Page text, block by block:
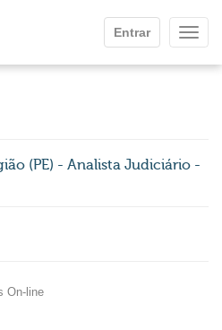
Entrar
(PE) - Analista Judiciário -
On-line